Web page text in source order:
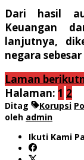
Dari hasil
Keuangan
lanjutnya,
negara
Laman
Halaman: 1 2
Ditag Korupsi
oleh admin
Ikuti Kami